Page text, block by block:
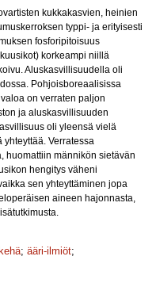
kukkakasvien, heinien
typpi- ja erityisesti
fosforipitoisuus
korkeampi niillä
Aluskasvillisuudella oli
Pohjoisboreaalisissa
on verraten paljon
ja aluskasvillisuuden
oli yleensä vielä
Verratessa
huomattiin männikön sietävän
hengitys väheni
sen yhteyttäminen jopa
aineen hajonnasta,
; ääri-ilmiöt;